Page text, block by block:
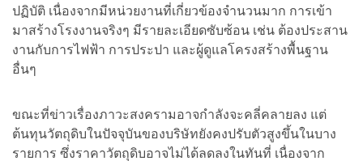
ปฏิบัติ เนื่องจากมีหน่วยงานที่เกี่ยวข้องจำนวนมาก การเข้า
มาสร้างโรงงานจริงๆ มีรายละเอียดซับซ้อน เช่น ต้องประสาน
งานกับการไฟฟ้า การประปา และผู้ดูแลโครงสร้างพื้นฐาน
อื่นๆ
ขณะที่ข่าวเรื่องภาวะสงครามอาจกำลังจะคลี่คลายลง แต่
ต้นทุนวัตถุดิบในปัจจุบันของบริษัทยังคงปรับตัวสูงขึ้นในบาง
รายการ ซึ่งราคาวัตถุดิบอาจไม่ได้ลดลงในทันที่ เนื่องจาก